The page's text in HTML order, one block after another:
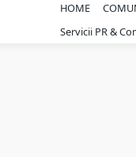
HOME
Servicii PR &